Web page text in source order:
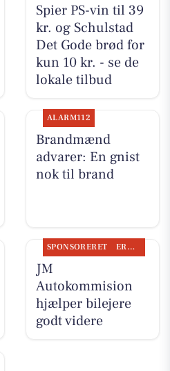
Spier PS-vin til 39
kr. og Schulstad
Det Gode brød for
kun 10 kr. - se de
lokale tilbud
ALARM112
Brandmænd
advarer: En gnist
nok til brand
SPONSORERET ERHVERV
JM
Autokommision
hjælper bilejere
godt videre